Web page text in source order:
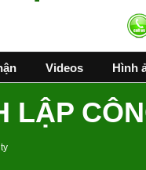
Videos Hình
LẬP